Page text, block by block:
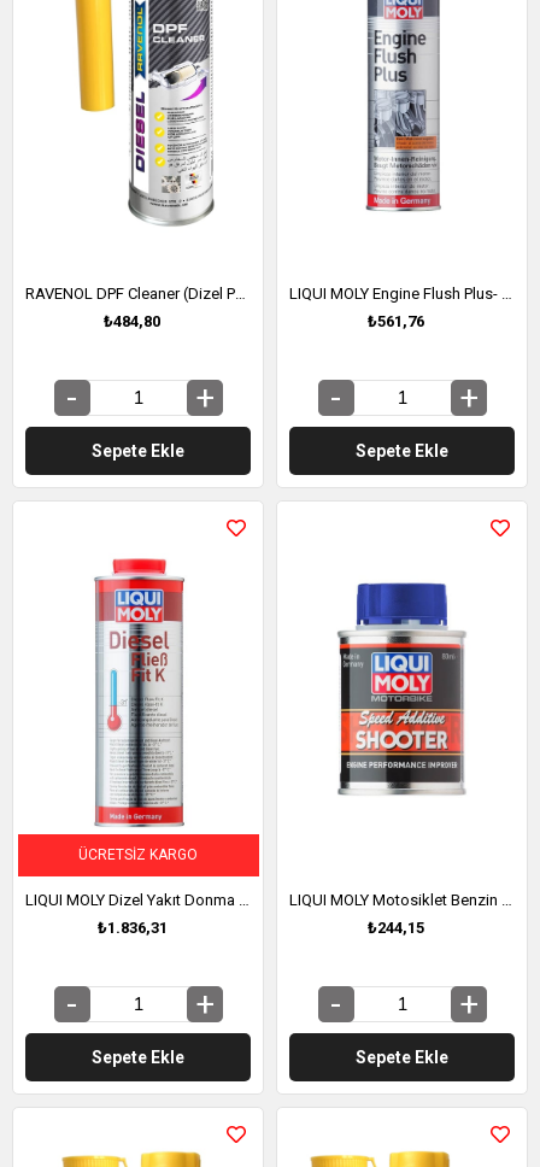
RAVENOL DPF Cleaner (Dizel Partikül Filtresi Temizleyici) 300 ML (1390250-300)
₺484,80
Sepete Ekle
LIQUI MOLY Engine Flush Plus- Motor İçi Temizleyici 300 ml (2657)
₺561,76
Sepete Ekle
₺1.836,31
Sepete Ekle
ÜCRETSIZ KARGO
₺244,15
Sepete Ekle